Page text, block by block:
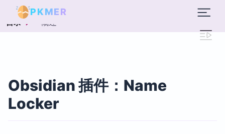
PKMER
目录 概述
Obsidian 插件：Name
Locker